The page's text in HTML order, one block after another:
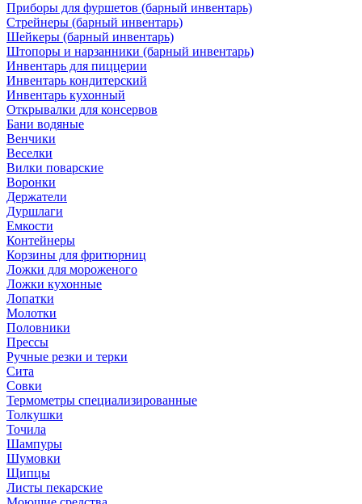
Приборы для фуршетов (барный инвентарь)
Стрейнеры (барный инвентарь)
Шейкеры (барный инвентарь)
Штопоры и нарзанники (барный инвентарь)
Инвентарь для пиццерии
Инвентарь кондитерский
Инвентарь кухонный
Открывалки для консервов
Бани водяные
Венчики
Веселки
Вилки поварские
Воронки
Держатели
Дуршлаги
Емкости
Контейнеры
Корзины для фритюрниц
Ложки для мороженого
Ложки кухонные
Лопатки
Молотки
Половники
Прессы
Ручные резки и терки
Сита
Совки
Термометры специализированные
Толкушки
Точила
Шампуры
Шумовки
Щипцы
Листы пекарские